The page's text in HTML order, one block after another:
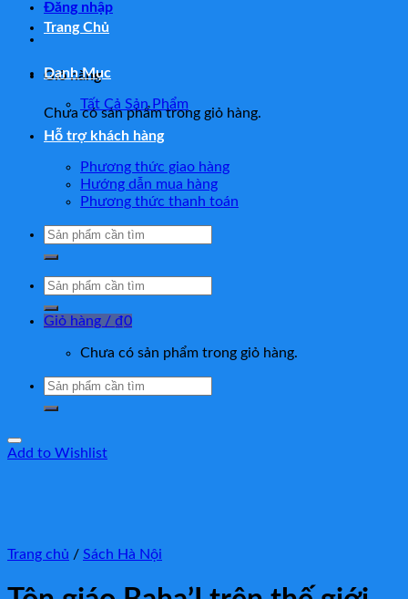
Đăng nhập
Giỏ hàng
Chưa có sản phẩm trong giỏ hàng.
Trang Chủ
Danh Mục
Tất Cả Sản Phẩm
Hỗ trợ khách hàng
Phương thức giao hàng
Hướng dẫn mua hàng
Phương thức thanh toán
Tìm
Tìm
Giỏ hàng / ₫0
Chưa có sản phẩm trong giỏ hàng.
Tìm
Add to Wishlist
Trang chủ / Sách Hà Nội